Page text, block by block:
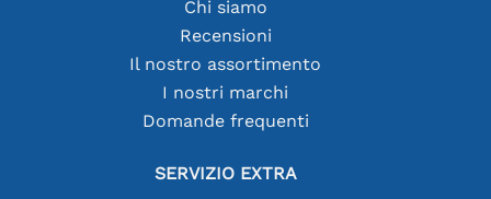
Chi siamo
Recensioni
Il nostro assortimento
I nostri marchi
Domande frequenti
SERVIZIO EXTRA